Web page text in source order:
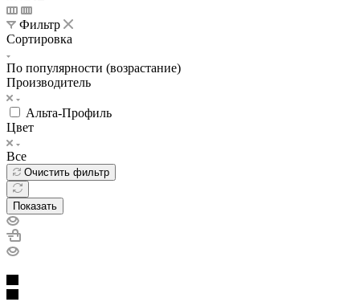
Фильтр
Сортировка
По популярности (возрастание)
Производитель
Альта-Профиль
Цвет
Все
Очистить фильтр
Показать